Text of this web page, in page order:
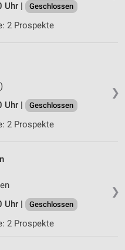
Uhr |
Geschlossen
2 Prospekte
❯
Uhr |
Geschlossen
2 Prospekte
❯
Uhr |
Geschlossen
2 Prospekte